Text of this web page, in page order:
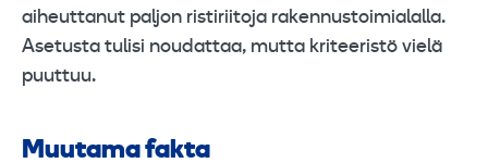
aiheuttanut paljon ristiriitoja rakennustoimialalla.
Asetusta tulisi noudattaa, mutta kriteeristö vielä
puuttuu.
Muutama fakta